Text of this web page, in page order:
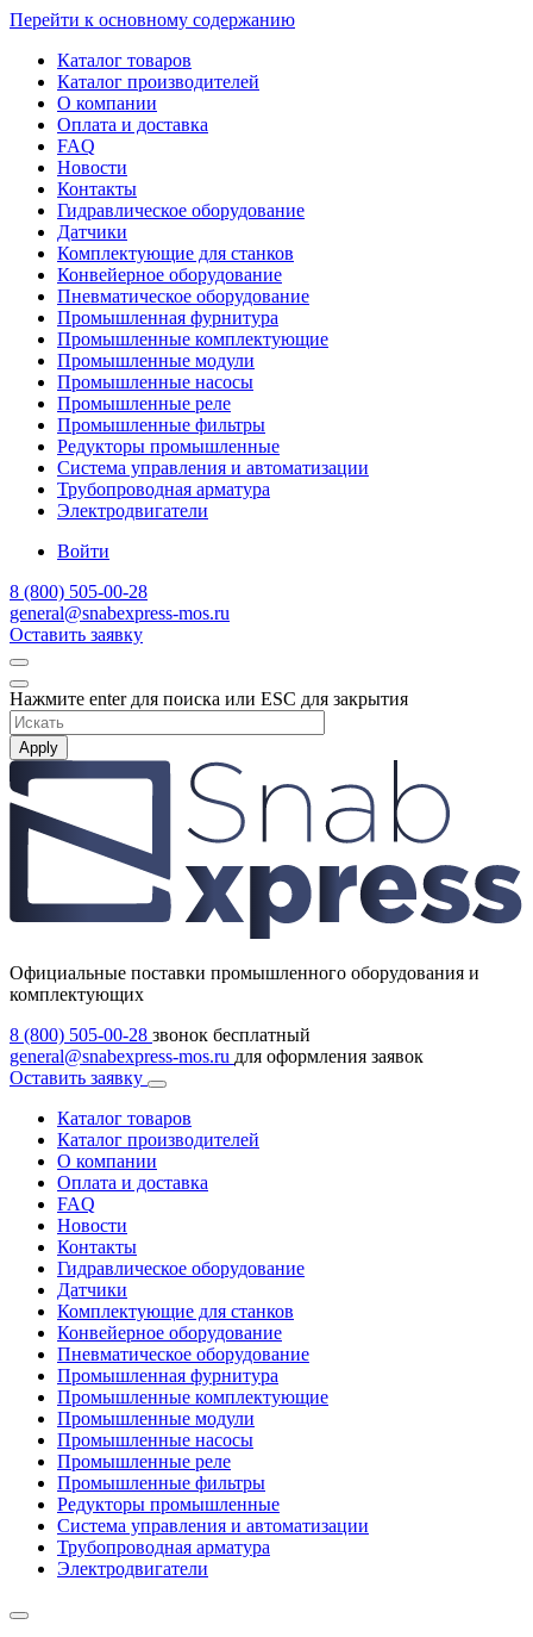
Перейти к основному содержанию
Каталог товаров
Каталог производителей
О компании
Оплата и доставка
FAQ
Новости
Контакты
Гидравлическое оборудование
Датчики
Комплектующие для станков
Конвейерное оборудование
Пневматическое оборудование
Промышленная фурнитура
Промышленные комплектующие
Промышленные модули
Промышленные насосы
Промышленные реле
Промышленные фильтры
Редукторы промышленные
Система управления и автоматизации
Трубопроводная арматура
Электродвигатели
Войти
8 (800) 505-00-28
general@snabexpress-mos.ru
Оставить заявку
Нажмите enter для поиска или ESC для закрытия
Apply
Официальные поставки промышленного оборудования и
комплектующих
8 (800) 505-00-28 звонок бесплатный
general@snabexpress-mos.ru для оформления заявок
Оставить заявку
Каталог товаров
Каталог производителей
О компании
Оплата и доставка
FAQ
Новости
Контакты
Гидравлическое оборудование
Датчики
Комплектующие для станков
Конвейерное оборудование
Пневматическое оборудование
Промышленная фурнитура
Промышленные комплектующие
Промышленные модули
Промышленные насосы
Промышленные реле
Промышленные фильтры
Редукторы промышленные
Система управления и автоматизации
Трубопроводная арматура
Электродвигатели